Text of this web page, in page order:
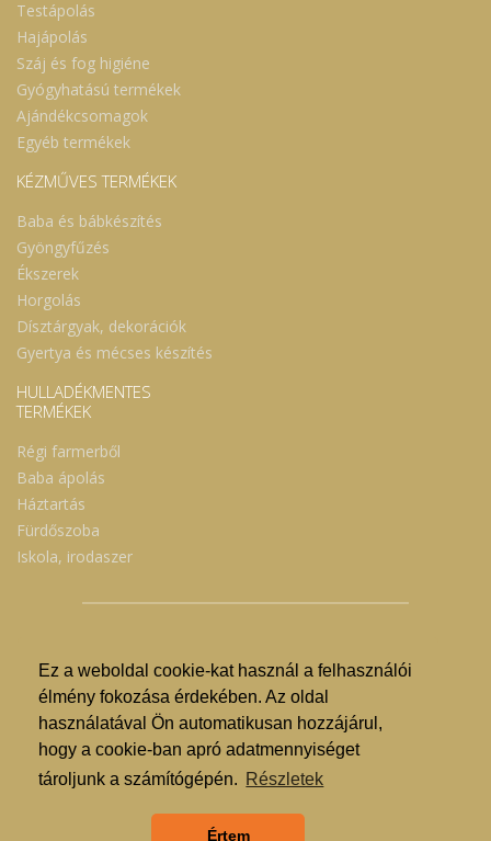
Ez a weboldal cookie-kat használ a felhasználói
élmény fokozása érdekében. Az oldal
használatával Ön automatikusan hozzájárul,
hogy a cookie-ban apró adatmennyiséget
tároljunk a számítógépén. Részletek
Értem
Testápolás
Hajápolás
Száj és fog higiéne
Gyógyhatású termékek
Ajándékcsomagok
Egyéb termékek
KÉZMŰVES TERMÉKEK
Baba és bábkészítés
Gyöngyfűzés
Ékszerek
Horgolás
Dísztárgyak, dekorációk
Gyertya és mécses készítés
HULLADÉKMENTES
TERMÉKEK
Régi farmerből
Baba ápolás
Háztartás
Fürdőszoba
Iskola, irodaszer
© Nyíregyházi Kosár Közösség 2019.
Hogyan lehet vásárolni?
GDPR
ÁSZF